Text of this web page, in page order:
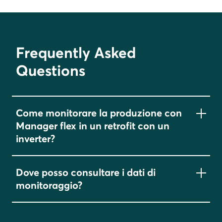
Frequently Asked
Questions
Come monitorare la produzione con
Manager flex in un retrofit con un
inverter?
Tutti gli inverter sono compatibili con Manager
flex. Manager flex mostra la produzione del
fotovoltaico di qualsiasi inverter installato,
tramite l’installazione di uncontatore S0 ad
Dove posso consultare i dati di
monitoraggio?